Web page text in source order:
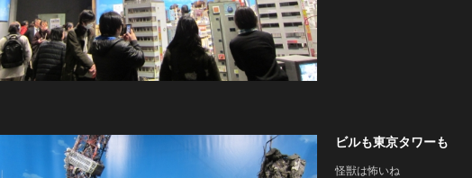
ビルも東京タワーも
怪獣は怖いね